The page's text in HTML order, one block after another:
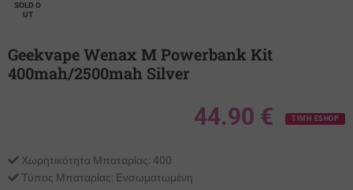
SOLD O
UT
Geekvape Wenax M Powerbank Kit
400mah/2500mah Silver
44.90 € ΤΙΜΗ ESHOP
Χωρητικότητα Μπαταρίας: 400
Τύπος Μπαταρίας: Ενσωματωμένη